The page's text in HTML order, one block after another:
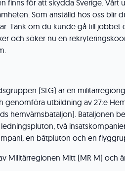
finns för att skydda Sverige. Vårt
Som anställd hos oss blir
Tänk om du kunde gå till jobbet
och söker nu en
(SLG) är en
genomföra utbildning av 27:e
hemvärnsbataljon). Bataljonen
två
en båtpluton och en
Militärregionen Mitt (MR M) och